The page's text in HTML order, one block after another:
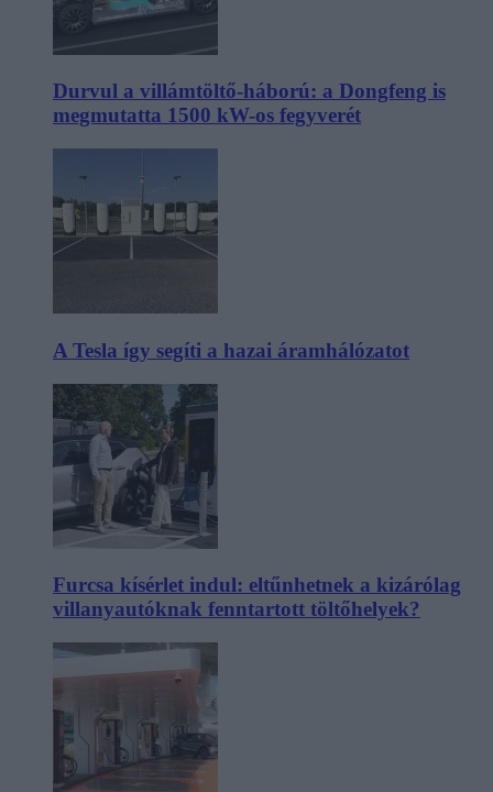
Durvul a villámtöltő-háború: a Dongfeng is
megmutatta 1500 kW-os fegyverét
A Tesla így segíti a hazai áramhálózatot
Furcsa kísérlet indul: eltűnhetnek a kizárólag
villanyautóknak fenntartott töltőhelyek?